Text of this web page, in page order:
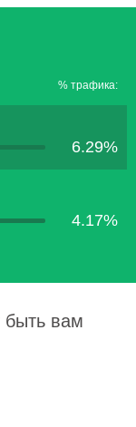
% трафика:
6.29%
4.17%
быть вам